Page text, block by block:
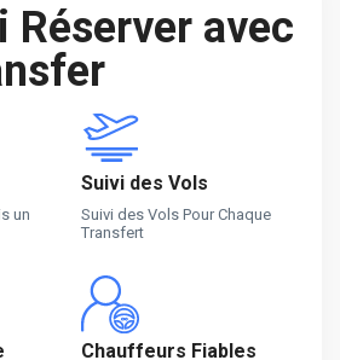
Réserver avec
un
Suivi des Vols
Suivi des Vols Pour Chaque
Transfert
Chauffeurs Fiables